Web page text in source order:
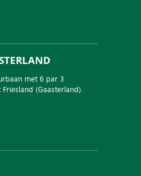
met 6 par 3
(Gaasterland).